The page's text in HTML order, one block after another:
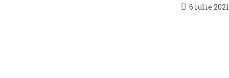
Post6 iulie 2021